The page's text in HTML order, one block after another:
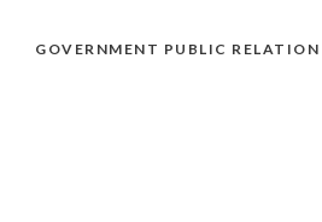
GOVERNMENT PUBLIC RELATION